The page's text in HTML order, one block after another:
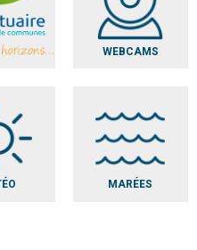
WEBCAMS
MARÉES